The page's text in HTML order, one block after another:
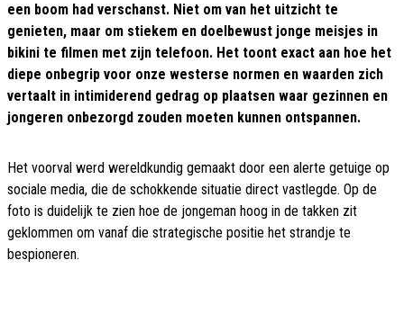
een boom had verschanst. Niet om van het uitzicht te
genieten, maar om stiekem en doelbewust jonge meisjes in
bikini te filmen met zijn telefoon. Het toont exact aan hoe het
diepe onbegrip voor onze westerse normen en waarden zich
vertaalt in intimiderend gedrag op plaatsen waar gezinnen en
jongeren onbezorgd zouden moeten kunnen ontspannen.
Het voorval werd wereldkundig gemaakt door een alerte getuige op
sociale media, die de schokkende situatie direct vastlegde. Op de
foto is duidelijk te zien hoe de jongeman hoog in de takken zit
geklommen om vanaf die strategische positie het strandje te
bespioneren.